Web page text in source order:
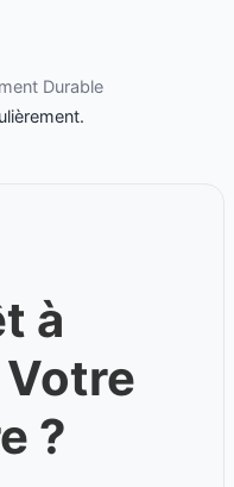
Durable
à
?